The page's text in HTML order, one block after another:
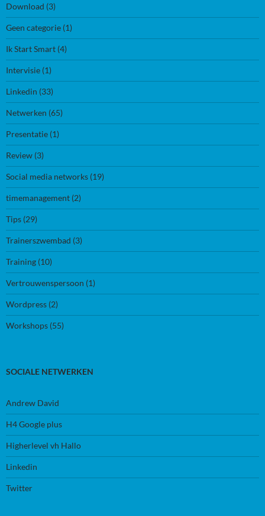
Download (3)
Geen categorie (1)
Ik Start Smart (4)
Intervisie (1)
Linkedin (33)
Netwerken (65)
Presentatie (1)
Review (3)
Social media networks (19)
timemanagement (2)
Tips (29)
Trainerszwembad (3)
Training (10)
Vertrouwenspersoon (1)
Wordpress (2)
Workshops (55)
SOCIALE NETWERKEN
Andrew David
H4 Google plus
Higherlevel vh Hallo
Linkedin
Twitter